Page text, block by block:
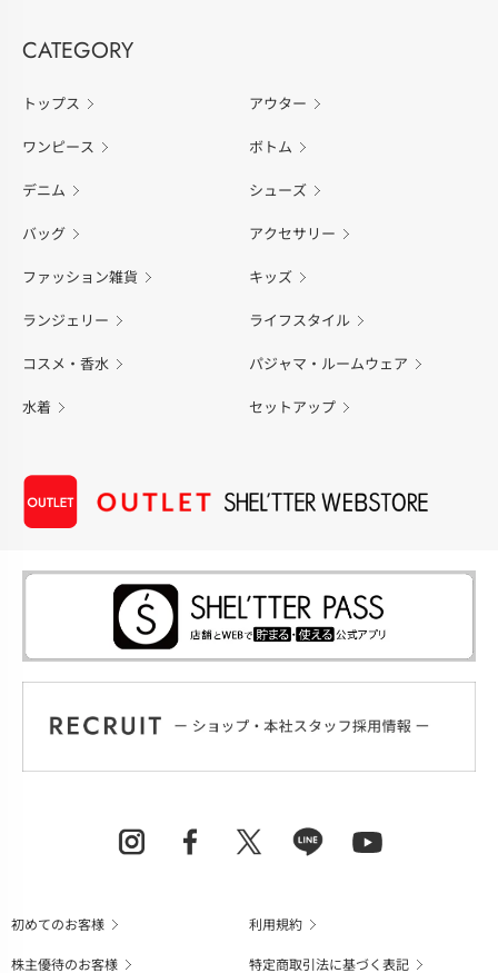
CATEGORY
トップス アウター
ワンピース ボトム
デニム シューズ
バッグ アクセサリー
ファッション雑貨 キッズ
ランジェリー ライフスタイル
コスメ・香水 パジャマ・ルームウェア
水着 セットアップ
初めてのお客様
利用規約
株主優待のお客様
特定商取引法に基づく表記